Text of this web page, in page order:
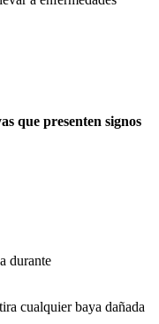
que presenten signos
durante
cualquier baya dañada